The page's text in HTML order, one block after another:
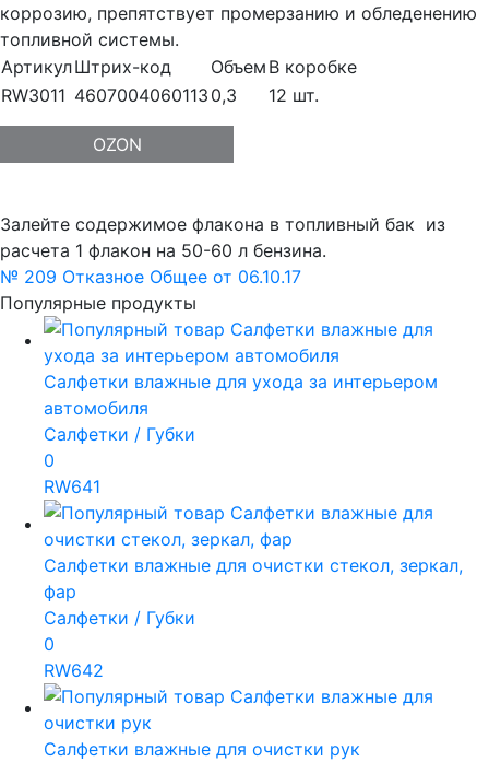
коррозию, препятствует промерзанию и обледенению
топливной системы.
АртикулШтрих-код Объем В коробке
RW3011 4607004060113 0,3 12 шт.
OZON
Залейте содержимое флакона в топливный бак из
расчета 1 флакон на 50-60 л бензина.
№ 209 Отказное Общее от 06.10.17
Популярные продукты
Салфетки влажные для ухода за интерьером
автомобиля
Салфетки / Губки
0
RW641
Салфетки влажные для очистки стекол, зеркал,
фар
Салфетки / Губки
0
RW642
Салфетки влажные для очистки рук